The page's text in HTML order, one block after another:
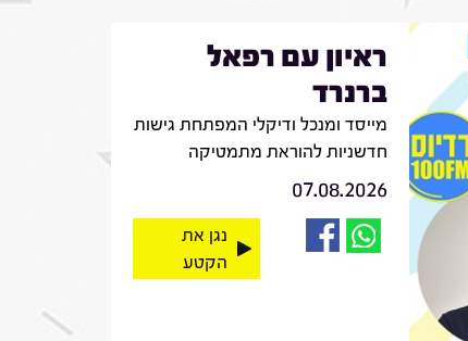
ראיון עם רפאל
ברנרד
מייסד ומנכל ודיקלי המפתחת גישות
חדשניות להוראת מתמטיקה
07.08.2026
נגן את
הקטע